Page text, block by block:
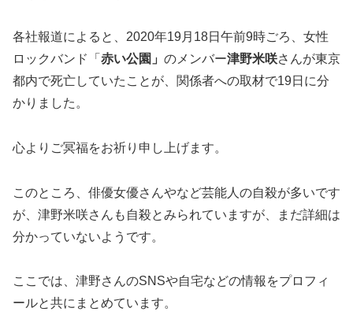
各社報道によると、2020年19月18日午前9時ごろ、女性
ロックバンド「 赤い公園」 のメンバー津野米咲さんが東京
都内で死亡していたことが、関係者への取材で19日に分
かりました。
心よりご冥福をお祈り申し上げます。
このところ、俳優女優さんやなど芸能人の自殺が多いです
が、津野米咲さんも自殺とみられていますが、まだ詳細は
分かっていないようです。
ここでは、津野さんのSNSや自宅などの情報をプロフィ
ールと共にまとめています。